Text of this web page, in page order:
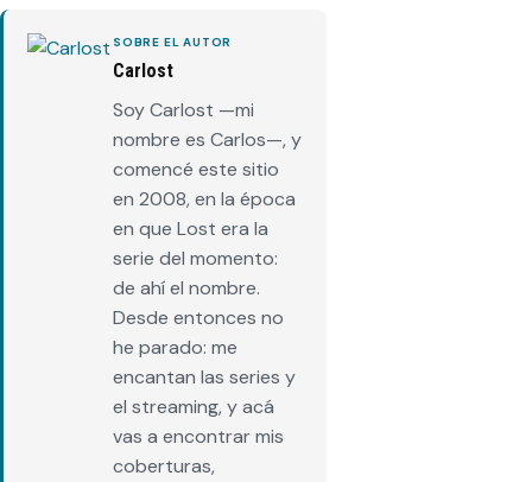
SOBRE EL AUTOR
Carlost
Soy Carlost —mi
nombre es Carlos—, y
comencé este sitio
en 2008, en la época
en que Lost era la
serie del momento:
de ahí el nombre.
Desde entonces no
he parado: me
encantan las series y
el streaming, y acá
vas a encontrar mis
coberturas,